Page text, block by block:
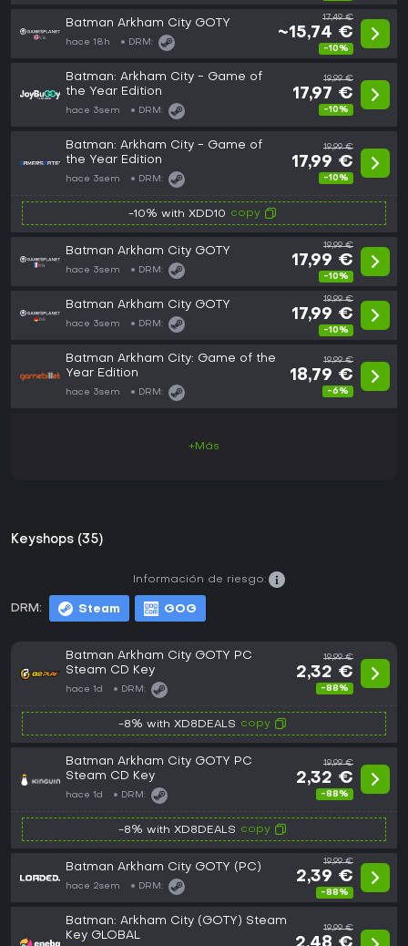
Batman Arkham City GOTY
hace 18h DRM:
17,49 €
~15,74 €
-10%
Batman: Arkham City - Game of
the Year Edition
hace 3sem DRM:
19,99 €
17,97 €
-10%
Batman: Arkham City - Game of
the Year Edition
hace 3sem DRM:
19,99 €
17,99 €
-10%
-10% with XDD10 copy
Batman Arkham City GOTY
hace 3sem DRM:
19,99 €
17,99 €
-10%
Batman Arkham City GOTY
hace 3sem DRM:
19,99 €
17,99 €
-10%
Batman Arkham City: Game of the
Year Edition
hace 3sem DRM:
19,99 €
18,79 €
-6%
+Más
Keyshops (35)
DRM: Steam GOG
Información de riesgo:
Batman Arkham City GOTY PC
Steam CD Key
hace 1d DRM:
19,99 €
2,32 €
-88%
-8% with XD8DEALS copy
Batman Arkham City GOTY PC
Steam CD Key
hace 1d DRM:
19,99 €
2,32 €
-88%
-8% with XD8DEALS copy
Batman Arkham City GOTY (PC)
hace 2sem DRM:
19,99 €
2,39 €
-88%
Batman: Arkham City (GOTY) Steam
Key GLOBAL
19,99 €